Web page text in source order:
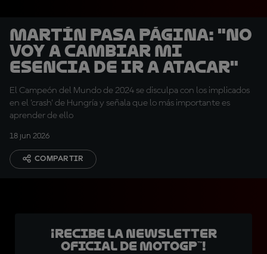
Martín pasa página: "No
voy a cambiar mi
esencia de ir a atacar"
El Campeón del Mundo de 2024 se disculpa con los implicados
en el 'crash' de Hungría y señala que lo más importante es
aprender de ello
18 jun 2026
COMPARTIR
¡Recibe la Newsletter
oficial de MotoGP™!